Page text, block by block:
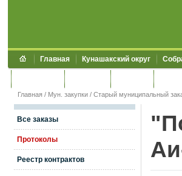
Главная Кунашакский округ
Главная / Мун. закупки / Старый муниципальный
Все заказы
Протоколы
Реестр контрактов